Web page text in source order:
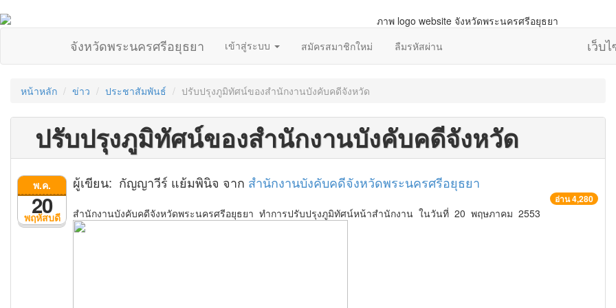
จังหวัดพระนครศรีอยุธยา เข้าสู่ระบบ สมัครสมาชิกใหม่ ลืมรหัสผ่าน เว็บ
หน้าหลัก ข่าว ประชาสัมพันธ์ ปรับปรุงภูมิทัศน์ของสำนักงานบังคับคดีจังหวัด
ปรับปรุงภูมิทัศน์ของสำนักงานบังคับคดีจังหวัด
พฤหัสบดี
พ.ค.
20
ผู้เขียน: กัญญาวีร์ แย้มพินิจ จาก สำนักงานบังคับคดีจังหวัดพระนครศรีอยุธยา
อ่าน 4,280
สำนักงานบังคับคดีจังหวัดพระนครศรีอยุธยา ทำการปรับปรุงภูมิทัศน์หน้าสำนักงาน ในวันที่ 20 พฤษภาคม 2553